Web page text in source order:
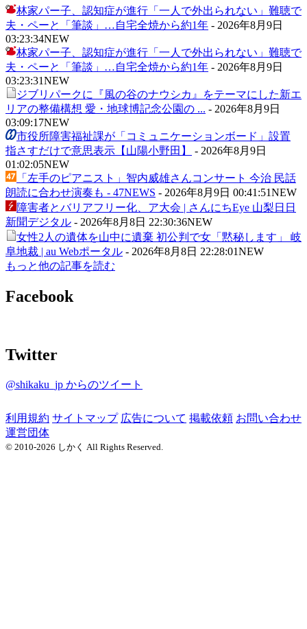
林家パー子、認知症が進行「一人で外出られない」難聴で
夫・ペーと「筆談」…自宅全焼から約1年 - 2026年8月9日
03:23:34NEW
林家パー子、認知症が進行「一人で外出られない」難聴で
夫・ペーと「筆談」…自宅全焼から約1年 - 2026年8月9日
03:23:31NEW
ジブリパークに『風の谷のナウシカ』をテーマにした新エ
リアの整備構想 愛・地球博記念公園の ... - 2026年8月9日
03:09:17NEW
市役所障害福祉課が「コミュニケーションボード」設置
指さすだけで意思表示【山陽小野田】
- 2026年8月9日
01:02:05NEW
「左手のピアニスト」智内威雄さんコンサート 今治 民話
朗読に合わせ演奏も - 47NEWS - 2026年8月9日 00:41:51NEW
障害者とバリアフリー化、ア大会 | さんにちEye 山梨日日
新聞デジタル - 2026年8月8日 22:30:36NEW
女性2人の遺体を山中に遺棄 初公判で女「黙秘します」 岐
阜地裁 | au Webポータル - 2026年8月8日 22:28:01NEW
もっと他の記事を読む
Facebook
Twitter
@shikaku_jp からのツイート
利用規約 サイトマップ 広告について 掲載依頼 お問い合わせ
運営団体
© 2010-2026 しかく All Rights Reserved.